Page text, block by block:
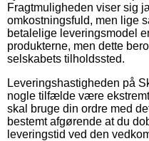
Fragtmuligheden viser sig
omkostningsfuld, men lige
betalelige leveringsmodel
produkterne, men dette
selskabets tilholdssted.
Leveringshastigheden på
nogle tilfælde være
skal bruge din ordre med
bestemt afgørende at du
leveringstid ved den